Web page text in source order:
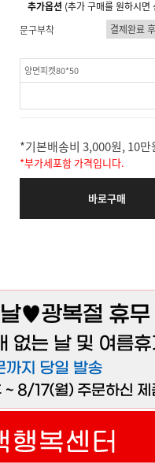
추가옵션 (추가 구매를 원하시면
문구부착
양면피켓80*50
*기본배송비 3,000원, 10
*부가세포함 가격입니다.
바로구매